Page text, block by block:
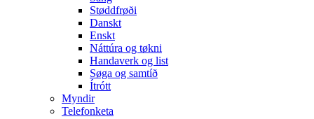
Støddfrøði
Danskt
Enskt
Náttúra og tøkni
Handaverk og list
Søga og samtíð
Ítrótt
Myndir
Telefonketa